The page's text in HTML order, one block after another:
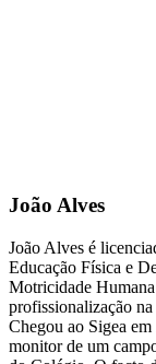
João Alves
João Alves é
Educação Física e
Motricidade
profissionalização
Chegou ao Sigea
monitor de um